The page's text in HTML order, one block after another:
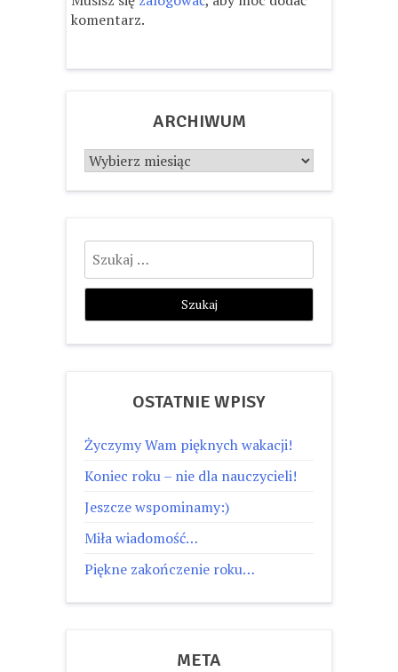
komentarz.
ARCHIWUM
Archiwum
Szukaj:
OSTATNIE WPISY
Życzymy Wam pięknych wakacji!
Koniec roku – nie dla nauczycieli!
Jeszcze wspominamy:)
Miła wiadomość…
Piękne zakończenie roku…
META